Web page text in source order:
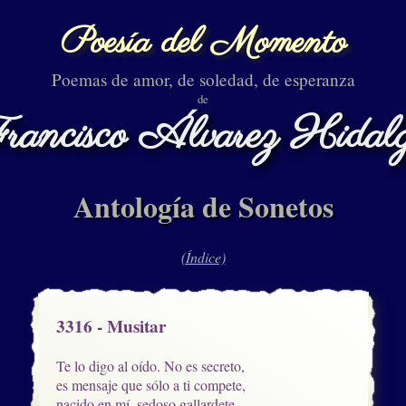
Poesía del Momento
Poemas de amor, de soledad, de esperanza
de
Álvarez
Antología de Sonetos
(Índice)
3316 - Musitar
Te lo digo al oído. No es secreto,
es mensaje que sólo a ti compete,